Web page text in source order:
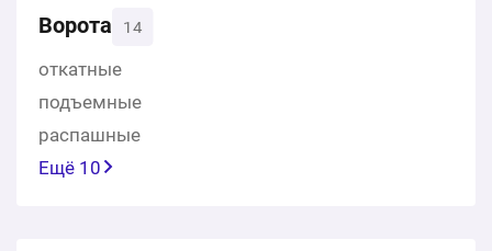
Ворота 14
откатные
подъемные
распашные
Ещё 10